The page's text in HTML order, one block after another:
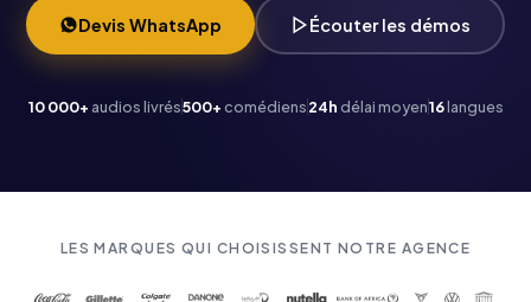
Devis WhatsApp Écouter les démos
10 000+ audios livrés500+comédiens24hdélai moyen16langues
LES MARQUES QUI CHOISISSENT NOTRE AGENCE